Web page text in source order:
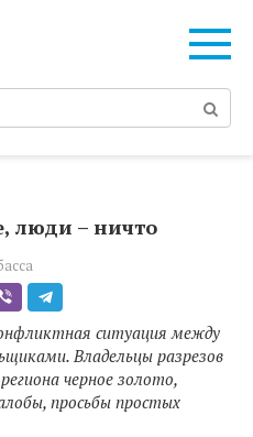
люди – ничто
ситуация между
Владельцы разрезов
черное золото,
просьбы простых